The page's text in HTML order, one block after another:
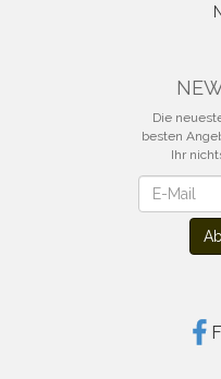
Die
besten
Ihr